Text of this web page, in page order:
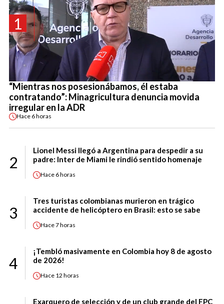
1
“Mientras nos posesionábamos, él estaba
contratando”: Minagricultura denuncia movida
irregular en la ADR
Hace 6 horas
2
Lionel Messi llegó a Argentina para despedir a su
padre: Inter de Miami le rindió sentido homenaje
Hace 6 horas
3
Tres turistas colombianas murieron en trágico
accidente de helicóptero en Brasil: esto se sabe
Hace7 horas
4
¡Tembló masivamente en Colombia hoy 8 de agosto
de 2026!
Hace 12 horas
Exarquero de selección y de un club grande del FPC